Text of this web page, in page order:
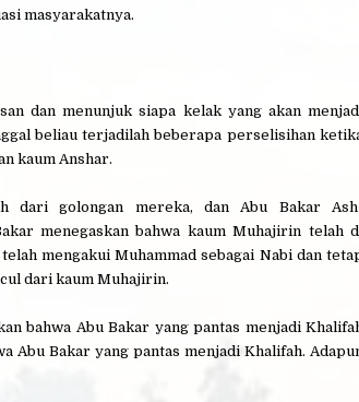
masyarakatnya.
dan menunjuk siapa kelak yang akan
beliau terjadilah beberapa perselisihan
kaum Anshar.
dari golongan mereka, dan Abu Bakar
menegaskan bahwa kaum Muhajirin telah
mengakui Muhammad sebagai Nabi dan
dari kaum Muhajirin.
bahwa Abu Bakar yang pantas menjadi
Abu Bakar yang pantas menjadi Khalifah.